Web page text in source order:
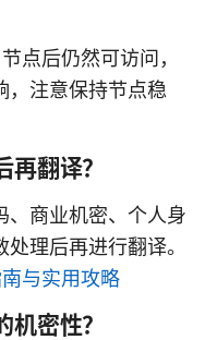
点后仍然可访问，
，注意保持节点稳
翻译？
、商业机密、个人身
理后再进行翻译。
与实用攻略
密性？